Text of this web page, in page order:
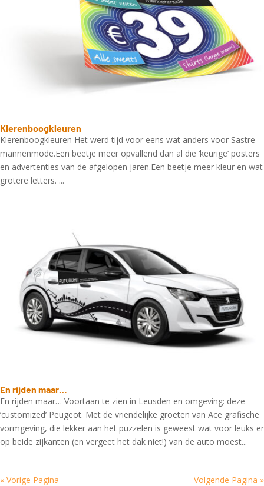
Klerenboogkleuren
Klerenboogkleuren Het werd tijd voor eens wat anders voor Sastre
mannenmode.Een beetje meer opvallend dan al die ‘keurige’ posters
en advertenties van de afgelopen jaren.Een beetje meer kleur en wat
grotere letters. ...
En rijden maar…
En rijden maar… Voortaan te zien in Leusden en omgeving: deze
‘customized’ Peugeot. Met de vriendelijke groeten van Ace grafische
vormgeving, die lekker aan het puzzelen is geweest wat voor leuks er
op beide zijkanten (en vergeet het dak niet!) van de auto moest...
« Vorige Pagina Volgende Pagina »